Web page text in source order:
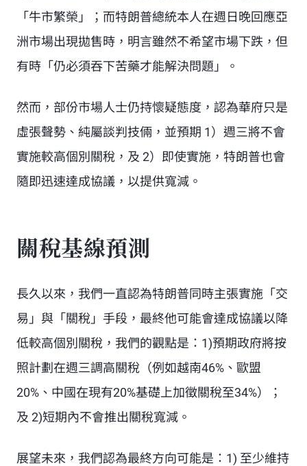
「牛市繁榮」；而特朗普總統本人在週日晚回應亞
洲市場出現拋售時，明言雖然不希望市場下跌，但
有時「仍必須吞下苦藥才能解決問題」。
然而，部份市場人士仍持懷疑態度，認為華府只是
虛張聲勢、純屬談判技倆，並預期 1）週三將不會
實施較高個別關稅，及 2）即使實施，特朗普也會
隨即迅速達成協議，以提供寬減。
關稅基線預測
長久以來，我們一直認為特朗普同時主張實施「交
易」與「關稅」手段， 最終他可能會達成協議以降
低較高個別關稅，我們的觀點是：1)預期政府將按
照計劃在週三調高關稅（例如越南46%、歐盟
20%、中國在現有20%基礎上加徵關稅至34%）；
及 2)短期內不會推出關稅寬減。
展望未來，我們認為最終方向可能是：1) 至少維持